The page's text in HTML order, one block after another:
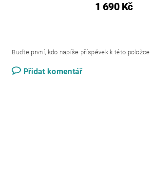
1 690 Kč
Buďte první, kdo napíše příspěvek k této položce.
Přidat komentář